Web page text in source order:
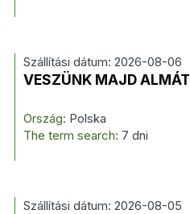
Szállítási dátum: 2026-08-06
VESZÜNK MAJD ALMÁT
Ország: Polska
The term search: 7 dni
Szállítási dátum: 2026-08-05